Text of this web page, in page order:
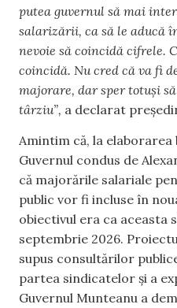
putea guvernul să mai
salarizării, ca să le aducă
nevoie să coincidă cifrele.
coincidă. Nu cred că va fi
majorare, dar sper totuși
târziu”, a declarat
Amintim că, la
Guvernul condus de
că majorările salariale
public vor fi incluse în
obiectivul era ca aceasta
septembrie 2026.
supus consultărilor
partea sindicatelor și a
Guvernul Munteanu a